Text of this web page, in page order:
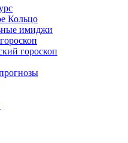
Кольцо
имиджи
гороскоп